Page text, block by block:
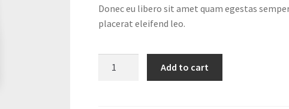
Donec eu libero sit amet quam egestas
placerat eleifend leo.
Add to cart